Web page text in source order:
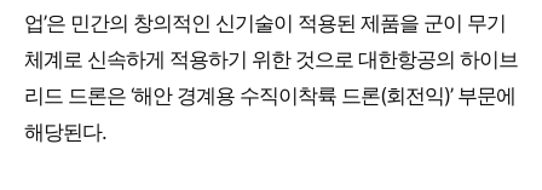
업’은 민간의 창의적인 신기술이 적용된 제품을 군이 무기
체계로 신속하게 적용하기 위한 것으로 대한항공의 하이브
리드 드론은 ‘해안 경계용 수직이착륙 드론(회전익)’ 부문에
해당된다.